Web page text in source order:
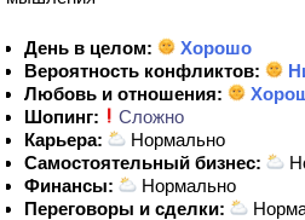
День в целом:
Хорошо
Вероятность конфликтов:
Любовь и отношения:
Шопинг:
Сложно
Карьера:
Нормально
Самостоятельный бизнес:
Финансы:
Нормально
Переговоры и сделки: